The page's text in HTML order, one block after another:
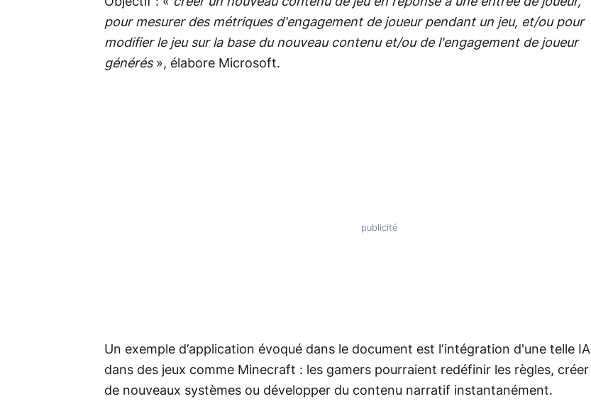
pour mesurer des métriques d'engagement de joueur pendant un jeu, et/ou pour
modifier le jeu sur la base du nouveau contenu et/ou de l'engagement de joueur
générés», élabore Microsoft.
Un exemple d’application évoqué dans le document est l’intégration d'une telle IA
dans des jeux comme Minecraft : les gamers pourraient redéfinir les règles, créer
de nouveaux systèmes ou développer du contenu narratif instantanément.